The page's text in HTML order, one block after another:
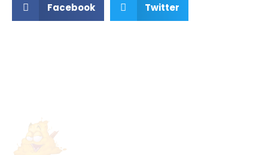
Facebook Twitter